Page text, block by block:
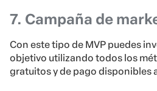
7. Campaña de
Con este tipo de MVP puedes
objetivo utilizando todos los
gratuitos y de pago disponibles